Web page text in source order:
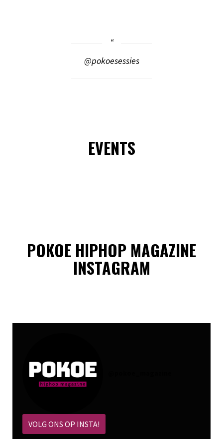
@pokoesessies
EVENTS
POKOE HIPHOP MAGAZINE
INSTAGRAM
VOLG ONS OP INSTA!